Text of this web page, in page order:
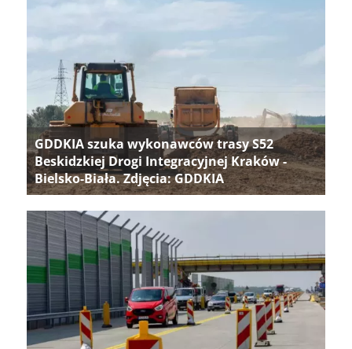
GDDKIA szuka wykonawców trasy S52
Beskidzkiej Drogi Integracyjnej Kraków -
Bielsko-Biała. Zdjęcia: GDDKIA